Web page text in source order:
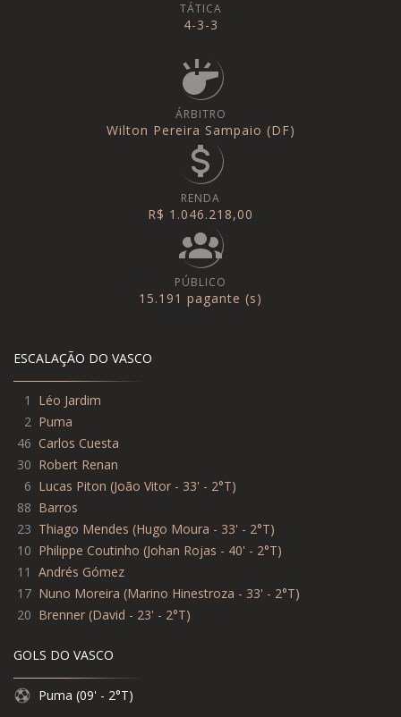
TÁTICA
4-3-3
ÁRBITRO
Wilton Pereira Sampaio (DF)
RENDA
R$ 1.046.218,00
PÚBLICO
15.191 pagante (s)
ESCALAÇÃO DO VASCO
1
Léo Jardim
2 Puma
46 Carlos Cuesta
30 Robert Renan
6 Lucas Piton (João Vitor - 33' - 2°T)
88 Barros
23 Thiago Mendes (Hugo Moura - 33' - 2°T)
10 Philippe Coutinho (Johan Rojas - 40' - 2°T)
11 Andrés Gómez
17 Nuno Moreira (Marino Hinestroza - 33' - 2°T)
20 Brenner (David - 23' - 2°T)
GOLS DO VASCO
Puma (09' - 2°T)